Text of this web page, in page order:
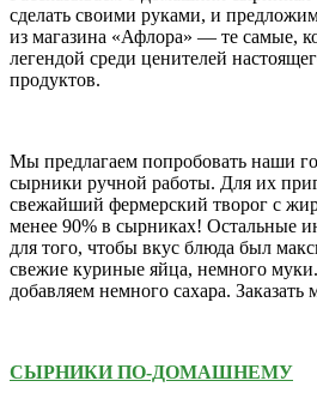
сделать своими руками, и
из магазина «Афлора» — те самые,
легендой среди ценителей
продуктов.
Мы предлагаем попробовать наши
сырники ручной работы. Для их
свежайший фермерский творог с
менее 90% в сырниках! Остальные
для того, чтобы вкус блюда был
свежие куриные яйца, немного муки.
добавляем немного сахара.
СЫРНИКИ ПО-ДОМАШНЕМУ